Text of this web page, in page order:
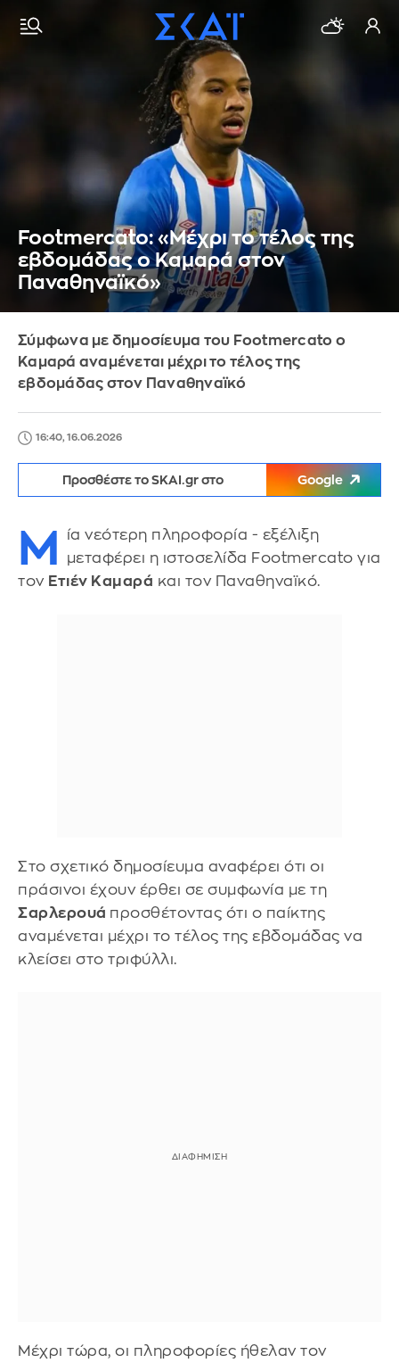
Footmercato: «Μέχρι το τέλος της
εβδομάδας ο Καμαρά στον
Παναθηναϊκό»
Σύμφωνα με δημοσίευμα του Footmercato ο
Καμαρά αναμένεται μέχρι το τέλος της
εβδομάδας στον Παναθηναϊκό
16:40, 16.06.2026
Προσθέστε το SKAI.gr στο Google
Μ
ία νεότερη πληροφορία - εξέλιξη
μεταφέρει η ιστοσελίδα Footmercato για
τον Ετιέν Καμαρά και τον Παναθηναϊκό.
Στο σχετικό δημοσίευμα αναφέρει ότι οι
πράσινοι έχουν έρθει σε συμφωνία με τη
Σαρλερουά προσθέτοντας ότι ο παίκτης
αναμένεται μέχρι το τέλος της εβδομάδας να
κλείσει στο τριφύλλι.
Μέχρι τώρα, οι πληροφορίες ήθελαν τον